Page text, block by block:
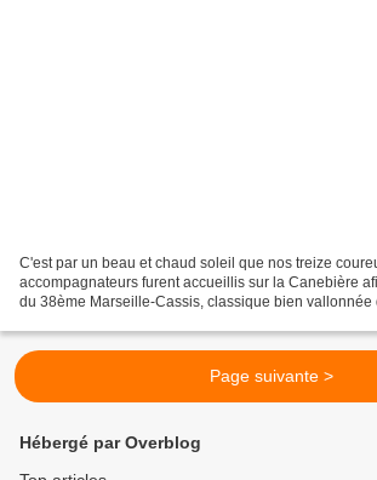
C'est par un beau et chaud soleil que nos treize
accompagnateurs furent accueillis sur la Canebière
du 38ème Marseille-Cassis, classique bien vallonnée
Page suivante >
Hébergé par Overblog